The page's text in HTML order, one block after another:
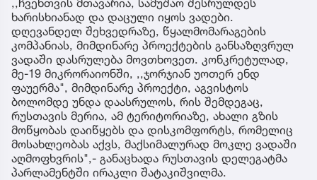
ხარისხიანად და დაცული იყოს ვადები.
დღევანდელ შეხვედრაზე, წყალმომარაგების
კომპანიას, მიმდინარე პროექტების განსაზღვრულ
ვადაში დასრულება მოვთხოვეთ. კონკრეტულად,
მე-19 მიკრორაიონში, ,,ჯორჯიან უოთერ ენდ
ფაუერმა", მიმდინარე პროექტი, აგვისტოს
ბოლომდე უნდა დაასრულოს, რის შემდეგაც,
რუსთავის მერია, ამ ტერიტორიაზე, ახალი გზის
მოწყობას დაიწყებს და დისკომფორტს, რომელიც
მოსახლეობას აქვს, მაქსიმალურად მოკლე ვადაში
აღმოფხვრის",- განაცხადა რუსთავის დელეგატმა
პარლამენტში ირაკლი შატაკიშვილმა.